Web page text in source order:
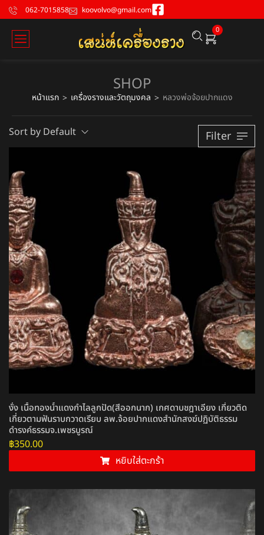
062-7015858 koovolvo@gmail.com
0
SHOP
หน้าแรก > เครื่องรางและวัตถุมงคล > หลวงพ่อจ้อยปากแดง
Sort by Default Filter
งั่ง เนื้อทองน้ำแดงกำไลลูกปัด(สีออกนาก) เกศดาบชฎาเอียง เกี่ยวติด
เกี่ยวตามฟันราบกวาดเรียบ ลพ.จ้อยปากแดงสำนักสงฆ์ปฏิบัติธรรม
ดำรงค์ธรรมจ.เพชรบูรณ์
฿350.00
หยิบใส่ตะกร้า